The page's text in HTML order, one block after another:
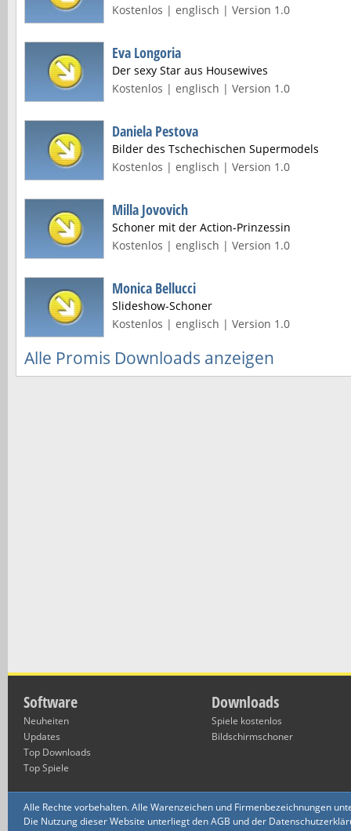
Kostenlos | englisch | Version 1.0
Eva Longoria
Der sexy Star aus Housewives
Kostenlos | englisch | Version 1.0
Daniela Pestova
Bilder des Tschechischen Supermodels
Kostenlos | englisch | Version 1.0
Milla Jovovich
Schoner mit der Action-Prinzessin
Kostenlos | englisch | Version 1.0
Monica Bellucci
Slideshow-Schoner
Kostenlos | englisch | Version 1.0
Alle Promis Downloads anzeigen
Software
Neuheiten
Updates
Top Downloads
Top Spiele
Downloads
Spiele kostenlos
Bildschirmschoner
Alle Rechte vorbehalten. Alle Warenzeichen und Firmenbezeichnungen
Die Nutzung dieser Website unterliegt den AGB und der